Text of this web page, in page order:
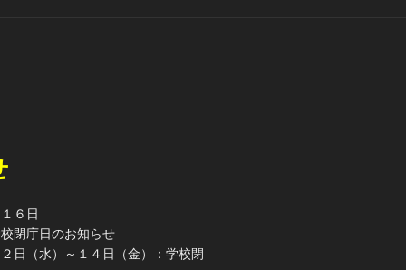
６日
閉庁日のお知らせ
日（水）～１４日（金）：学校閉